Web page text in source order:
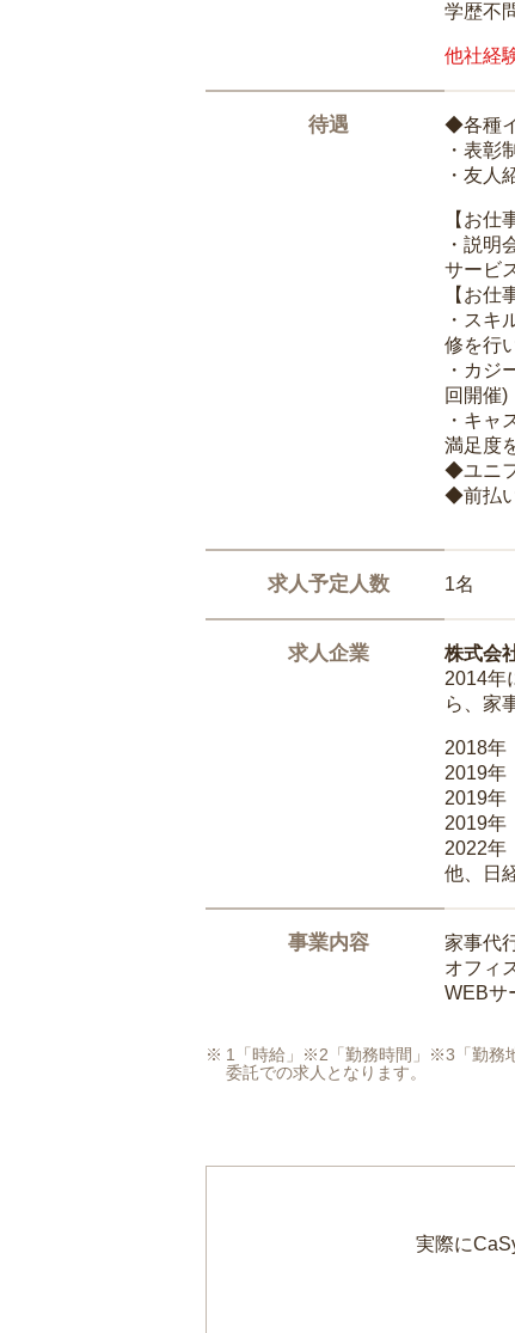
学歴不
他社経
待遇
◆各種
・表彰
・友人
【お仕
・説明
サービ
【お仕
・スキ
修を行
・カジ
回開催)
・キャ
満足度
◆ユニ
◆前払
求人予定人数 1名
求人企業
株式会
2014年
ら、家
2018年
2019年
2019年
2019年
2022年
他、日
事業内容
家事代
オフィ
WEBサ
1「時給」※2「勤務時間」※3「勤務
委託での求人となります。
実際に